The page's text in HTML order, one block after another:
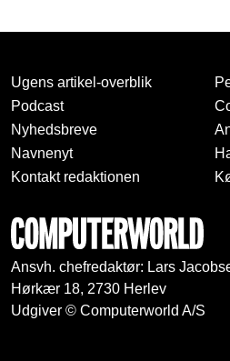
Ugens artikel-overblik
Podcast
Nyhedsbreve
Navnenyt
Kontakt redaktionen
Ansvh. chefredaktør: Lars
Hørkær 18, 2730 Herlev
Udgiver © Computerworld A/S